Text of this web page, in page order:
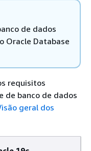
de dados
Oracle Database
requisitos
de banco de dados
geral dos